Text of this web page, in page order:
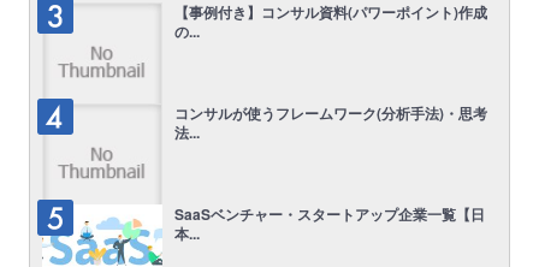
【事例付き】コンサル資料(パワーポイント)作成
の...
コンサルが使うフレームワーク(分析手法)・思考
法...
SaaSベンチャー・スタートアップ企業一覧【日
本...